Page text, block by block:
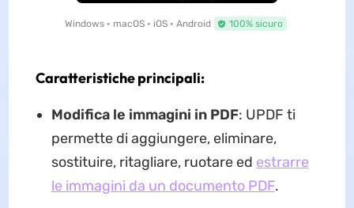
Windows • macOS • iOS • Android 100% sicuro
Caratteristiche principali:
Modifica le immagini in PDF: UPDF ti
permette di aggiungere, eliminare,
sostituire, ritagliare, ruotare ed estrarre
le immagini da un documento PDF.